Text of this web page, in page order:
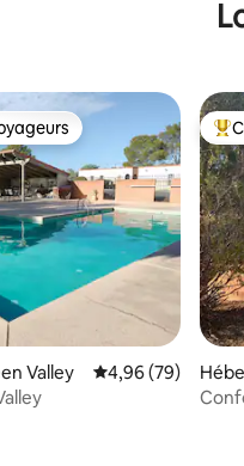
les plus appréciés
Valley Évaluation
4,96 (79)